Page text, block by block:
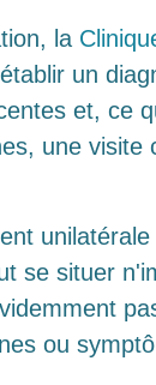
la
un
et, ce
une
se situer
ou